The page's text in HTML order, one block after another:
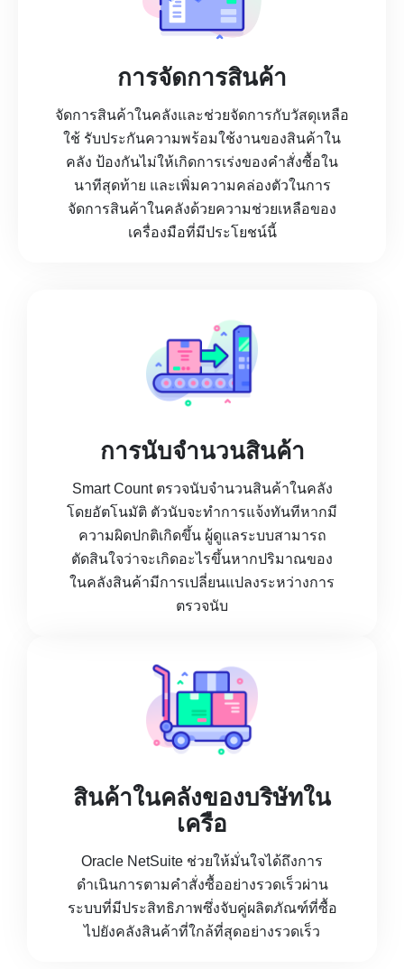
การจัดการสินค้า
จัดการสินค้าในคลังและช่วยจัดการกับวัสดุเหลือ
ใช้ รับประกันความพร้อมใช้งานของสินค้าใน
คลัง ป้องกันไม่ให้เกิดการเร่งของคำสั่งซื้อใน
นาทีสุดท้าย และเพิ่มความคล่องตัวในการ
จัดการสินค้าในคลังด้วยความช่วยเหลือของ
เครื่องมือที่มีประโยชน์นี้
การนับจำนวนสินค้า
Smart Count ตรวจนับจำนวนสินค้าในคลัง
โดยอัตโนมัติ ตัวนับจะทำการแจ้งทันทีหากมี
ความผิดปกติเกิดขึ้น ผู้ดูแลระบบสามารถ
ตัดสินใจว่าจะเกิดอะไรขึ้นหากปริมาณของ
ในคลังสินค้ามีการเปลี่ยนแปลงระหว่างการ
ตรวจนับ
สินค้าในคลังของบริษัทใน
เครือ
Oracle NetSuite ช่วยให้มั่นใจได้ถึงการ
ดำเนินการตามคำสั่งซื้ออย่างรวดเร็วผ่าน
ระบบที่มีประสิทธิภาพซึ่งจับคู่ผลิตภัณฑ์ที่ซื้อ
ไปยังคลังสินค้าที่ใกล้ที่สุดอย่างรวดเร็ว